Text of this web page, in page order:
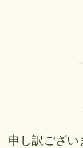
申し訳ござい